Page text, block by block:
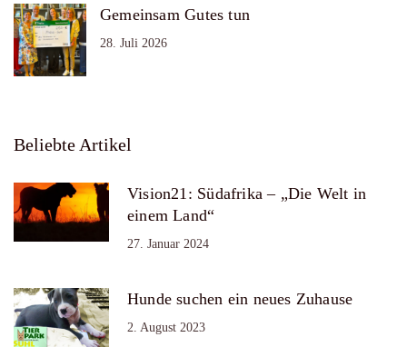
Gemeinsam Gutes tun
28. Juli 2026
Beliebte Artikel
Vision21: Südafrika – „Die Welt in
einem Land“
27. Januar 2024
Hunde suchen ein neues Zuhause
2. August 2023